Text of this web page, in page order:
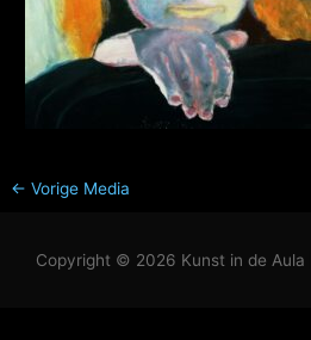
← Vorige Media
Copyright © 2026 Kunst in de Aula